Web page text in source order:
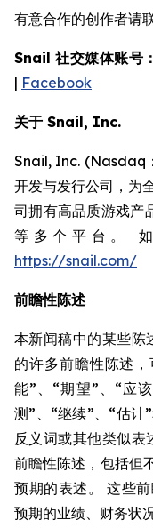
有意合作的创作者请
Snail 社交媒体账号：
| Facebook
关于 Snail, Inc.
Snail, Inc. (Nasdaq
开发与发行公司，为
司拥有高品质游戏产
等多个平台。
https://snail.com/
前瞻性陈述
本新闻稿中的某些陈
的许多前瞻性陈述
能”、“期望”、“应
测”、“继续”、“估计
反义词或其他类似表
前瞻性陈述，包括但
预期的表述。 这些
预期的业绩、财务状